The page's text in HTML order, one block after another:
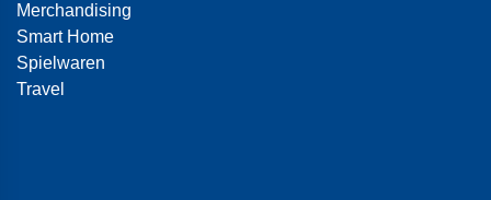
Merchandising
Smart Home
Spielwaren
Travel